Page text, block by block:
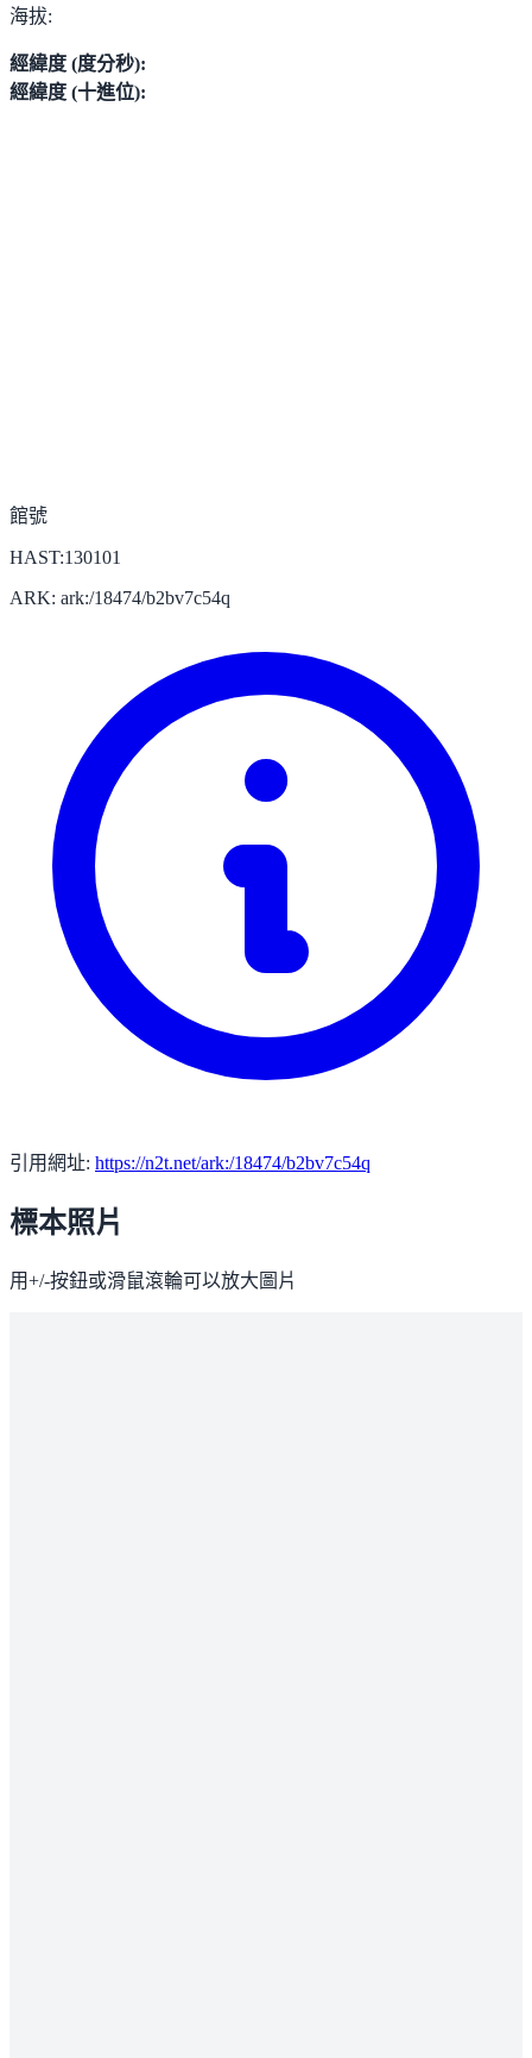
海拔:
經緯度 (度分秒):
經緯度 (十進位):
館號
HAST:130101
ARK: ark:/18474/b2bv7c54q
引用網址: https://n2t.net/ark:/18474/b2bv7c54q
標本照片
用+/-按鈕或滑鼠滾輪可以放大圖片